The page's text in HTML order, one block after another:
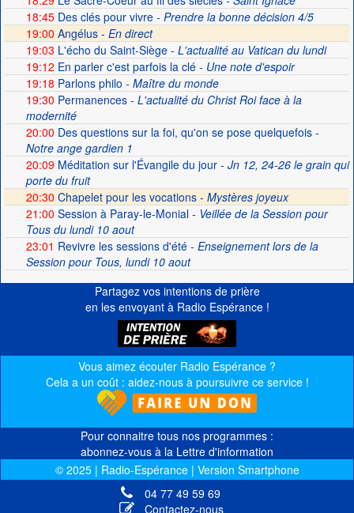
18:45Des clés pour vivre- Prendre la bonne décision 4/5
19:00 Angélus - En direct
19:03 L'écho du Saint-Siège- L'actualité au Vatican du lundi
19:12 En parler c'est parfois la clé- Une note d'espoir
19:18 Parlons philo - Maître du monde
19:30 Permanences- L'actualité du Christ Roi face à la
modernité
20:00 Des questions sur la foi, qu'on se pose quelquefois-
Notre ange gardien 1
20:09Méditation sur l'Évangile du jour- Jn 12, 24-26 le grain qui
porte du fruit
20:30 Chapelet pour les vocations - Mystères joyeux
21:00 Session à Paray-le-Monial- Veillée de la Session pour
Tous du lundi 10 aout
23:01 Revivre les sessions d'été- Enseignement lors de la
Session pour Tous, lundi 10 aout
Partagez vos intentions de prière
en les envoyant à Radio Espérance !
Vous aimez écouter Radio Espérance ?
Cela a un coût : aidez-nous à poursuivre ce service !
Pour connaitre tous nos programmes :
abonnez-vous à la Lettre d'information
© 2025 | Radio-Espérance | Version Smartphone
04 77 49 59 69
Contactez-nous